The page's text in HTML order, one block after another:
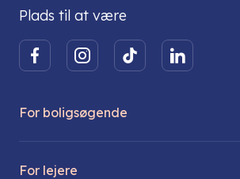
Plads til at være
For boligsøgende
For lejere